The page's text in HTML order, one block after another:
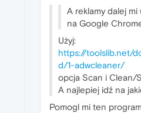
A reklamy dalej mi
na Google
Użyj:
https://toolslib.net/
d/1-adwcleaner/
opcja Scan i Clean/
A najlepiej idź na
Pomogl mi ten